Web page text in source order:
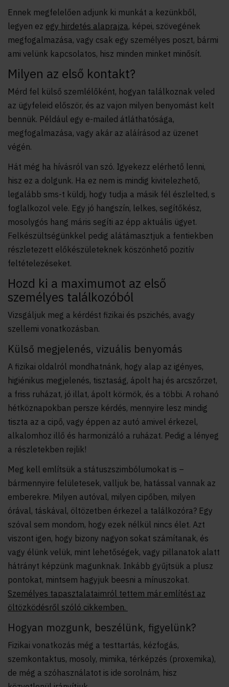
Ennek megfelelően adjunk ki munkát a kezünkből,
legyen ez egy hirdetés alaprajza, képei, szövegének
megfogalmazása, vagy csak egy személyes poszt, bármi
ami velünk kapcsolatos, hisz minden minket minősít.
Milyen az első kontakt?
Mérd fel külső szemlélőként, hogyan találkoznak veled
az ügyfeleid először, és az vajon milyen benyomást kelt
bennük. Például egy e-mailed átláthatósága,
megfogalmazása, vagy akár az aláírásod az üzenet
végén.
Hát még ha hívásról van szó. Igyekezz elérhető lenni,
hisz ez a dolgunk. Ha ez nem is mindig kivitelezhető,
legalább sms-t küldj, hogy tudja a másik fél észlelted, s
foglalkozol vele. Egy jó hangszín, lelkes, segítőkész,
mosolygós hang máris segíti az épp aktuális ügyet.
Felkészültségünkkel pedig alátámasztjuk a fentiekben
részletezett előkészületeknek köszönhető pozitív
feltételezéseket.
Hozd ki a maximumot az első
személyes találkozóból
Vizsgáljuk meg a kérdést fizikai és pszichés, avagy
szellemi vonatkozásban.
Külső megjelenés, vizuális benyomás
A fizikai oldalról mondhatnánk, hogy alap az igényes,
higiénikus megjelenés, tisztaság, ápolt haj és arcszőrzet,
a friss ruházat, jó illat, ápolt körmök, és a többi. A rohanó
hétköznapokban persze kérdés, mennyire lesz mindig
tiszta az a cipő, vagy éppen az autó amivel érkezel,
alkalomhoz illő és harmonizáló a ruházat. Pedig a lényeg
a részletekben rejlik!
Meg kell említsük a státuszszimbólumokat is –
bármennyire felületesek, valljuk be, hatással vannak az
emberekre. Milyen autóval, milyen cipőben, milyen
órával, táskával, öltözetben érkezel a találkozóra? Egy
szóval sem mondom, hogy ezek nélkül nincs élet. Azt
viszont igen, hogy bizony nagyon sokat számítanak, és
vagy élünk velük, mint lehetőségek, vagy pillanatok alatt
hátrányt képzünk magunknak. Inkább gyűjtsük a plusz
pontokat, mintsem hagyjuk beesni a mínuszokat.
Személyes tapasztalataimról tettem már említést az
öltözködésről szóló cikkemben.
Hogyan mozgunk, beszélünk, figyelünk?
Fizikai vonatkozás még a testtartás, kézfogás,
szemkontaktus, mosoly, mimika, térképzés (proxemika),
de még a szóhasználatot is ide sorolnám, hisz